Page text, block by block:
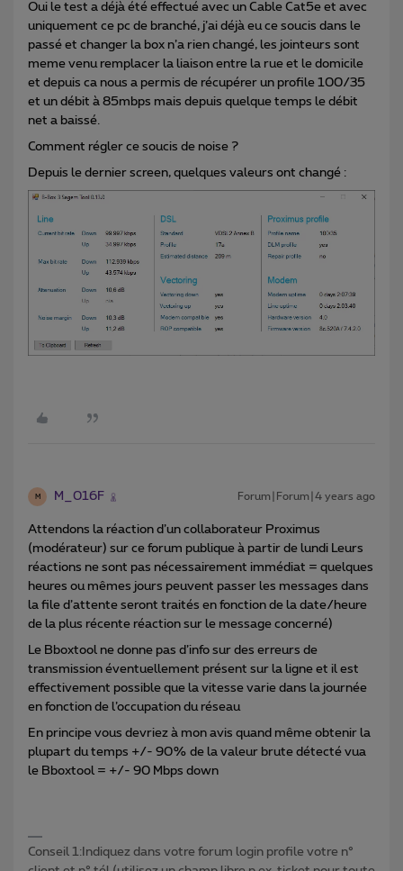
Oui le test a déjà été effectué avec un Cable Cat5e et avec
uniquement ce pc de branché, j’ai déjà eu ce soucis dans le
passé et changer la box n’a rien changé, les jointeurs sont
meme venu remplacer la liaison entre la rue et le domicile
et depuis ca nous a permis de récupérer un profile 100/35
et un débit à 85mbps mais depuis quelque temps le débit
net a baissé.
Comment régler ce soucis de noise ?
Depuis le dernier screen, quelques valeurs ont changé :
M M_016F Forum|Forum|4 years ago
Attendons la réaction d’un collaborateur Proximus
(modérateur) sur ce forum publique à partir de lundi Leurs
réactions ne sont pas nécessairement immédiat = quelques
heures ou mêmes jours peuvent passer les messages dans
la file d’attente seront traités en fonction de la date/heure
de la plus récente réaction sur le message concerné)
Le Bboxtool ne donne pas d’info sur des erreurs de
transmission éventuellement présent sur la ligne et il est
effectivement possible que la vitesse varie dans la journée
en fonction de l’occupation du réseau
En principe vous devriez à mon avis quand même obtenir la
plupart du temps +/- 90% de la valeur brute détecté vua
le Bboxtool = +/- 90 Mbps down
Conseil 1:Indiquez dans votre forum login profile votre n°